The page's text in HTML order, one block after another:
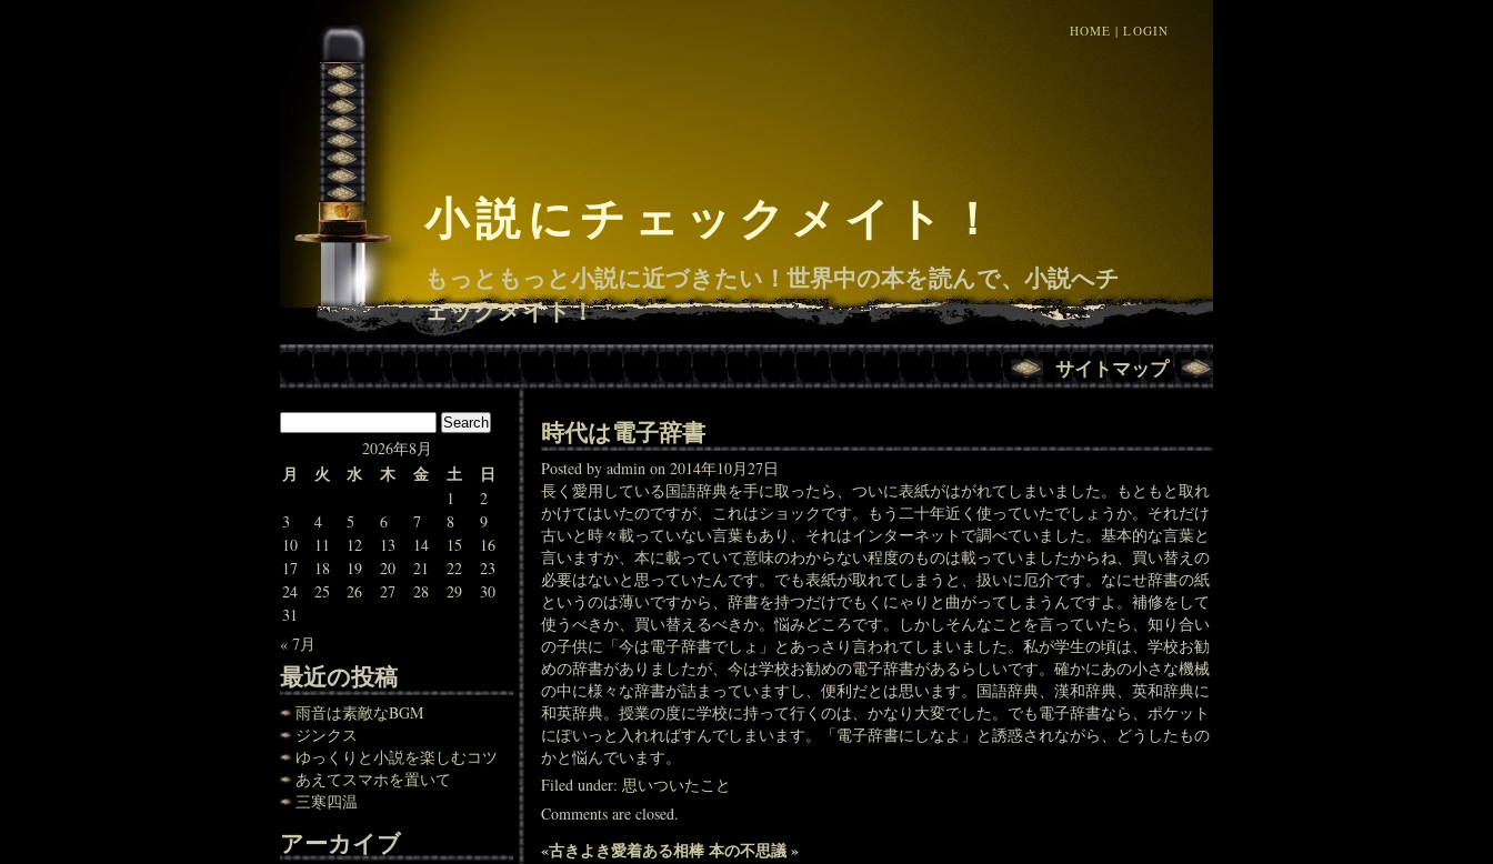
HOME |LOGIN
小説にチェックメイト！
もっともっと小説に近づきたい！世界中の本を読んで、小説へチ
ェックメイト！
サイトマップ
2026年8月
月 火 水 木 金 土 日
1
2
3
4 5 6 7 8
9
10
11 12 13 14 15
16
17
18 19 20 21 22
23
24
25 26 27 28 29
30
31
« 7月
最近の投稿
雨音は素敵なBGM
ジンクス
ゆっくりと小説を楽しむコツ
あえてスマホを置いて
三寒四温
アーカイブ
時代は電子辞書
Posted by admin on 2014年10月27日
長く愛用している国語辞典を手に取ったら、ついに表紙がはがれてしまいました。もともと取れ
かけてはいたのですが、これはショックです。もう二十年近く使っていたでしょうか。それだけ
古いと時々載っていない言葉もあり、それはインターネットで調べていました。基本的な言葉と
言いますか、本に載っていて意味のわからない程度のものは載っていましたからね、買い替えの
必要はないと思っていたんです。でも表紙が取れてしまうと、扱いに厄介です。なにせ辞書の紙
というのは薄いですから、辞書を持つだけでもくにゃりと曲がってしまうんですよ。補修をして
使うべきか、買い替えるべきか。悩みどころです。しかしそんなことを言っていたら、知り合い
の子供に「今は電子辞書でしょ」とあっさり言われてしまいました。私が学生の頃は、学校お勧
めの辞書がありましたが、今は学校お勧めの電子辞書があるらしいです。確かにあの小さな機械
の中に様々な辞書が詰まっていますし、便利だとは思います。国語辞典、漢和辞典、英和辞典に
和英辞典。授業の度に学校に持って行くのは、かなり大変でした。でも電子辞書なら、ポケット
にぽいっと入れればすんでしまいます。「電子辞書にしなよ」と誘惑されながら、どうしたもの
かと悩んでいます。
Filed under:思いついたこと
Comments are closed.
«古きよき愛着ある相棒 本の不思議»